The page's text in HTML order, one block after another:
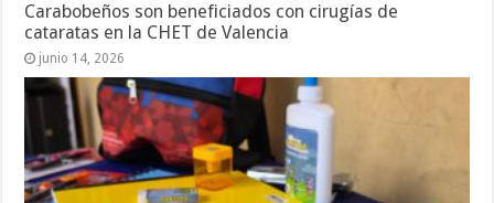
Carabobeños son beneficiados con cirugías de
cataratas en la CHET de Valencia
junio 14, 2026